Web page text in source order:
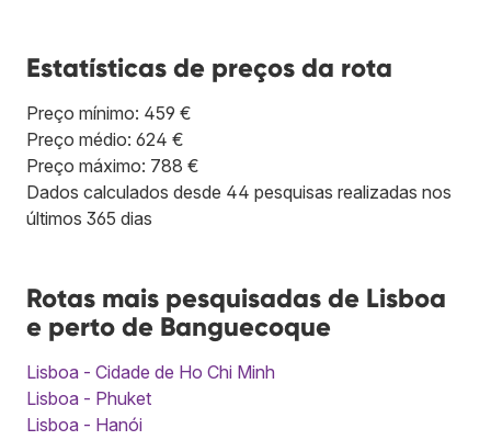
Estatísticas de preços da rota
Preço mínimo: 459 €
Preço médio: 624 €
Preço máximo: 788 €
Dados calculados desde 44 pesquisas realizadas nos
últimos 365 dias
Rotas mais pesquisadas de Lisboa
e perto de Banguecoque
Lisboa - Cidade de Ho Chi Minh
Lisboa - Phuket
Lisboa - Hanói